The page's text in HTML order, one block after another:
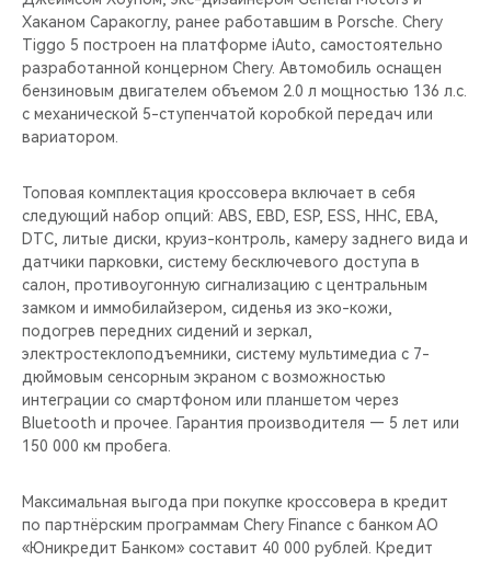
CHERY REMOTE
CHERY И СПОРТ
ВИДЕООБЗОРЫ
CHERY ДЛЯ ДЕТЕЙ
Хаканом Саракоглу, ранее работавшим в Porsche. Chery
Tiggo 5 построен на платформе iAuto, самостоятельно
разработанной концерном Chery. Автомобиль оснащен
бензиновым двигателем объемом 2.0 л мощностью 136 л.с.
с механической 5-ступенчатой коробкой передач или
вариатором.
Топовая комплектация кроссовера включает в себя
следующий набор опций: ABS, EBD, ESP, ESS, HHC, EBA,
DTC, литые диски, круиз-контроль, камеру заднего вида и
датчики парковки, систему бесключевого доступа в
салон, противоугонную сигнализацию с центральным
замком и иммобилайзером, сиденья из эко-кожи,
подогрев передних сидений и зеркал,
электростеклоподъемники, систему мультимедиа с 7-
дюймовым сенсорным экраном c возможностью
интеграции со смартфоном или планшетом через
Bluetooth и прочее. Гарантия производителя — 5 лет или
150 000 км пробега.
Максимальная выгода при покупке кроссовера в кредит
по партнёрским программам Chery Finance c банком АО
«Юникредит Банком» составит 40 000 рублей. Кредит